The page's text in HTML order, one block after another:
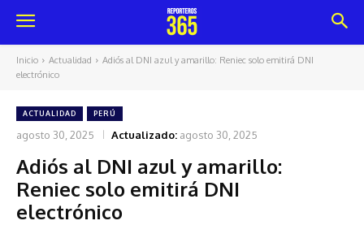
Inicio Actualidad
Adiós al DNI azul y amarillo: Reniec solo emitirá DNI
electrónico
ACTUALIDAD PERÚ
agosto 30, 2025 Actualizado: agosto 30, 2025
Adiós al DNI azul y amarillo:
Reniec solo emitirá DNI
electrónico